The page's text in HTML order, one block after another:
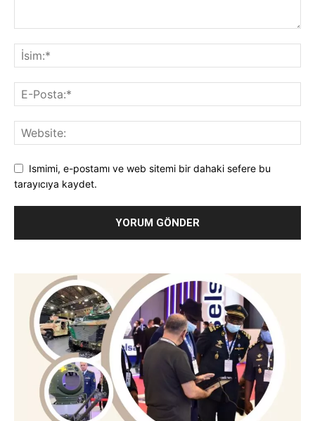
Ismimi, e-postamı ve web sitemi bir dahaki sefere bu
tarayıcıya kaydet.